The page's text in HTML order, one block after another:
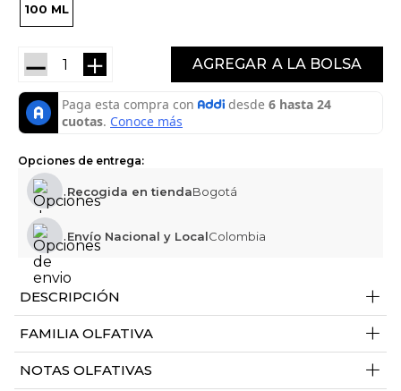
100 ML
＋
－ AGREGAR
Opciones de entrega:
Recogida en tiendaBogotá
Envío Nacional y LocalColombia
DESCRIPCIÓN +
FAMILIA OLFATIVA +
NOTAS OLFATIVAS +